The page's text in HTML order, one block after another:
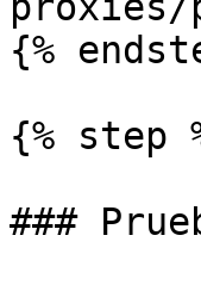
{%
{% step
###